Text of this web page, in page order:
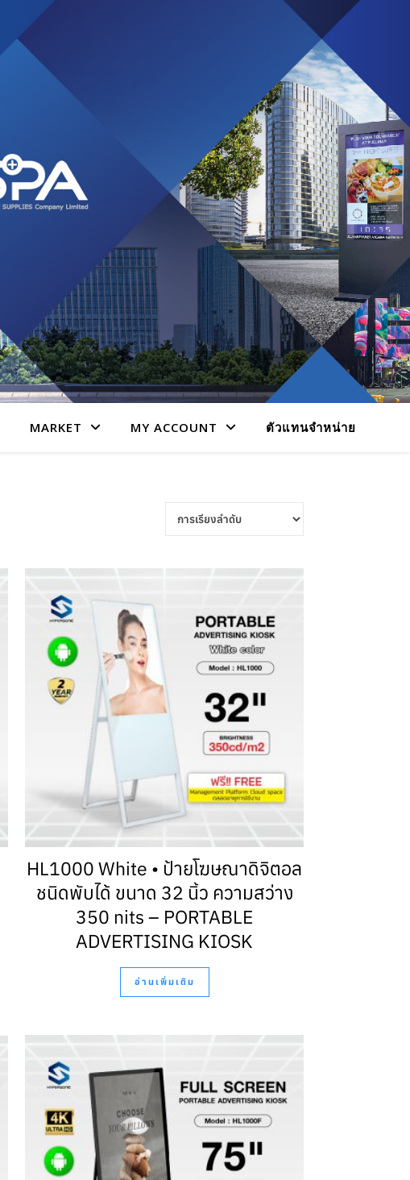
MARKET MY ACCOUNT ตัวแทนจำหน่าย
HL1000 White • ป้ายโฆษณาดิจิตอล
ชนิดพับได้ ขนาด 32 นิ้ว ความสว่าง
350 nits – PORTABLE
ADVERTISING KIOSK
อ่านเพิ่มเติม